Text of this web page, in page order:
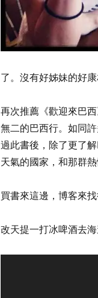
了。沒有好姊妹的好
再次推薦《歡迎來巴
無二的巴西行。如同
過此書後，除了更了
天氣的國家，和那群
買書來這邊，博客來
改天提一打冰啤酒去海